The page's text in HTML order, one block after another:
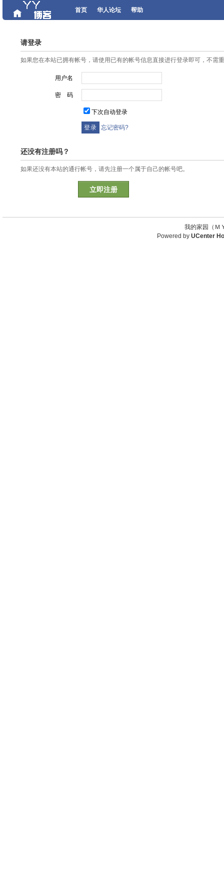
首页 华人论坛 帮助
请登录
如果您在本站已拥有帐号，请使用已有的帐号信息直接进行登录即可，不需
用户名
密 码
下次自动登录
忘记密码?
还没有注册吗？
如果还没有本站的通行帐号，请先注册一个属于自己的帐号吧。
立即注册
我的家园（
Powered by UCenter